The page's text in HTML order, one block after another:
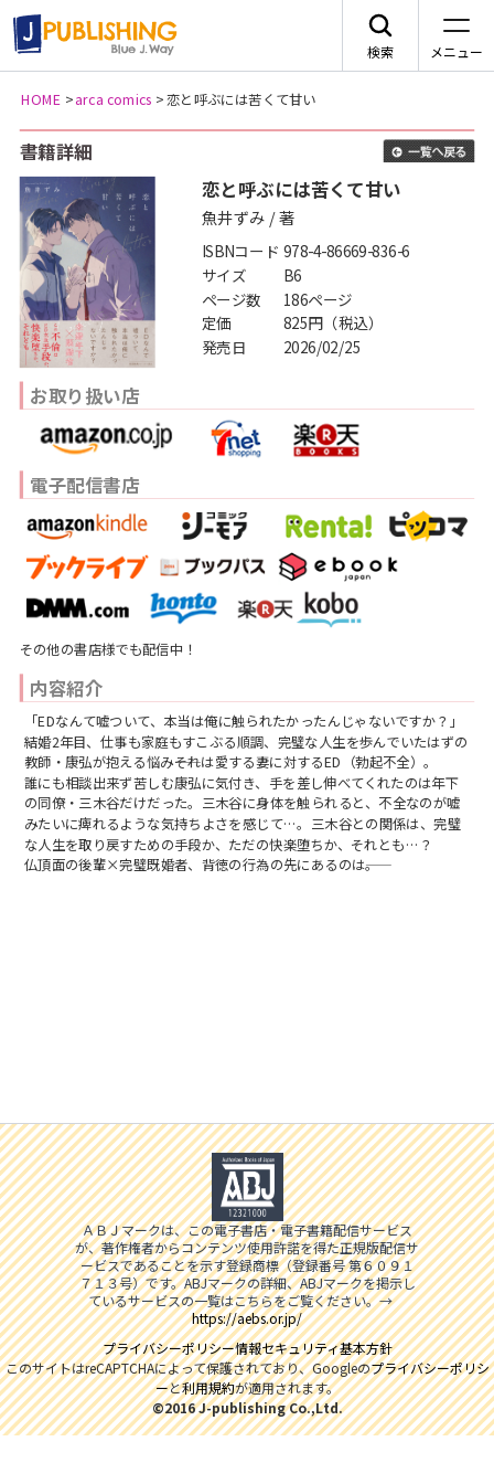
検索 メニュー
JA
レーベルから探す
arca comics
G-Lish
カクテルキス文庫
ロイヤルキス＆チュールキス
ピュールコミックス
フェアリーキス
Miacomics
BLUEMOON Novels
ペタル
ジャンルから探す
BLコミック
TLコミック
TLノベル
ライトノベル
全作品ジャンル一覧へ
作品一覧
会社情報一覧
採用情報
募集情報
PurComics募集情報
書店様向け試し読み・POPダウンロード
ご感想・お問合わせ
HOME >arca comics >恋と呼ぶには苦くて甘い
書籍詳細
恋と呼ぶには苦くて甘い
魚井ずみ / 著
ISBNコード 978-4-86669-836-6
サイズ B6
ページ数 186ページ
定価 825円（税込）
発売日 2026/02/25
お取り扱い店
電子配信書店
その他の書店様でも配信中！
内容紹介
「EDなんて嘘ついて、本当は俺に触られたかったんじゃないですか？」
結婚2年目、仕事も家庭もすこぶる順調、完璧な人生を歩んでいたはずの
教師・康弘が抱える悩み――それは愛する妻に対するED（勃起不全）。
誰にも相談出来ず苦しむ康弘に気付き、手を差し伸べてくれたのは年下
の同僚・三木谷だけだった。三木谷に身体を触られると、不全なのが嘘
みたいに痺れるような気持ちよさを感じて…。三木谷との関係は、完璧
な人生を取り戻すための手段か、ただの快楽堕ちか、それとも…？
仏頂面の後輩×完璧既婚者、背徳の行為の先にあるのは――。
ＡＢＪマークは、この電子書店・電子書籍配信サービス
が、著作権者からコンテンツ使用許諾を得た正規版配信サ
ービスであることを示す登録商標（登録番号 第６０９１
７１３号）です。ABJマークの詳細、ABJマークを掲示し
ているサービスの一覧はこちらをご覧ください。→
https://aebs.or.jp/
プライバシーポリシー情報セキュリティ基本方針
このサイトはreCAPTCHAによって保護されており、Googleのプライバシーポリシ
ーと利用規約が適用されます。
©2016 J-publishing Co.,Ltd.